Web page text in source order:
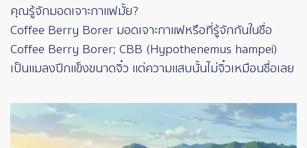
คุณรู้จักมอดเจาะกาแฟมั้ย?
Coffee Berry Borer มอดเจาะกาแฟหรือที่รู้จักกันในชื่อ
Coffee Berry Borer; CBB (Hypothenemus hampei)
เป็นแมลงปีกแข็งขนาดจิ๋ว แต่ความแสบนั้นไม่จิ๋วเหมือนชื่อเลย